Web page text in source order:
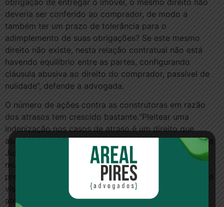
obrigação de entregar o imóvel, o mesmo direito não
deveria ser conferido ao comprador, de modo a
também ter um prazo de tolerância para o
adimplemento de suas obrigações? Se este mesmo
direito não existe, nesta relação contratual não está
havendo equilíbrio entre as partes, configurando
cláusula abusiva ao direito do comprador, passível de
nulidade”, defende a advogada.
O número de ações contra as construtoras em razão
dos atrasos tem crescido bastante.“Pleitear uma
indenização nos casos de atraso é um direito que
assiste aos consumidores e normalmente é fixado pela
Justiça em 0,5 a 1% do valor de mercado do imóvel
multiplicado pelos meses de atraso na entrega, sem
prejuízo de dano moral. O prazo para propor ação que
vise indenização pelo atraso na entrega da obra é de
até cinco anos contados do atraso”, explica Sabrina